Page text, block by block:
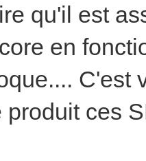
qu'il est
en
C'est
produit ces